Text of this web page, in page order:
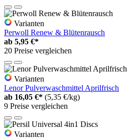
Varianten
Perwoll Renew & Blütenrausch
ab 5,95 €*
20 Preise vergleichen
Varianten
Lenor Pulverwaschmittel Aprilfrisch
ab 16,05 €* (5,35 €/kg)
9 Preise vergleichen
Varianten